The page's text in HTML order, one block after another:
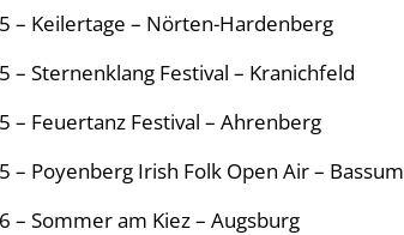
– Keilertage – Nörten-Hardenberg
– Sternenklang Festival – Kranichfeld
– Feuertanz Festival – Ahrenberg
– Poyenberg Irish Folk Open Air – Bassum
– Sommer am Kiez – Augsburg